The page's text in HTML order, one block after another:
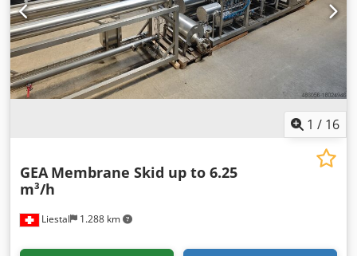
1 / 16
Liestal 1.288 km
GEA Membrane Skid up to 6.25
m³/h